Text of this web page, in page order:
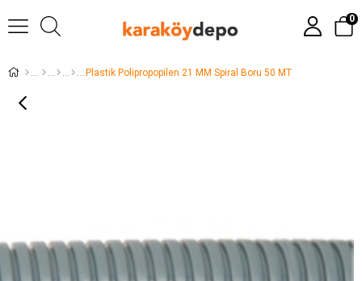
0
Plastik Polipropopilen 21 MM Spiral Boru 50 MT